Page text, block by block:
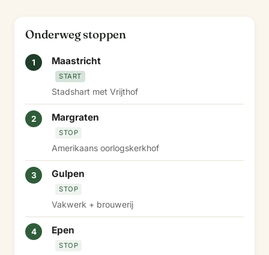
Onderweg stoppen
1 Maastricht
START
Stadshart met Vrijthof
2 Margraten
STOP
Amerikaans oorlogskerkhof
3 Gulpen
STOP
Vakwerk + brouwerij
4 Epen
STOP